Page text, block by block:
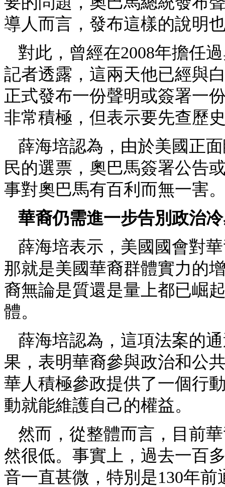
導人而言，發布這樣的說明
對此，曾經在2008年擔任
記者透露，這兩天他已經與
正式發布一份聲明或簽署一
非常積極，但表示要先查歷
薛海培認為，由於美國正
民的選票，奧巴馬簽署公告
事對奧巴馬有百利而無一害
華裔仍需進一步告別政治
薛海培表示，美國國會對
那就是美國華裔群體實力的
裔無論是質還是量上都已崛
體。
薛海培認為，這項法案的
果，表明華裔參與政治和公
華人積極參政提供了一個行
動就能維護自己的權益。
然而，從整體而言，目前
然很低。事實上，過去一百
音一直甚微，特別是130年